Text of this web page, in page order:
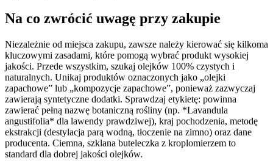
Na co zwrócić uwagę przy zakupie
Niezależnie od miejsca zakupu, zawsze należy kierować się kilkoma
kluczowymi zasadami, które pomogą wybrać produkt wysokiej
jakości. Przede wszystkim, szukaj olejków 100% czystych i
naturalnych. Unikaj produktów oznaczonych jako „olejki
zapachowe” lub „kompozycje zapachowe”, ponieważ zazwyczaj
zawierają syntetyczne dodatki. Sprawdzaj etykietę: powinna
zawierać pełną nazwę botaniczną rośliny (np. *Lavandula
angustifolia* dla lawendy prawdziwej), kraj pochodzenia, metodę
ekstrakcji (destylacja parą wodną, tłoczenie na zimno) oraz dane
producenta. Ciemna, szklana buteleczka z kroplomierzem to
standard dla dobrej jakości olejków.